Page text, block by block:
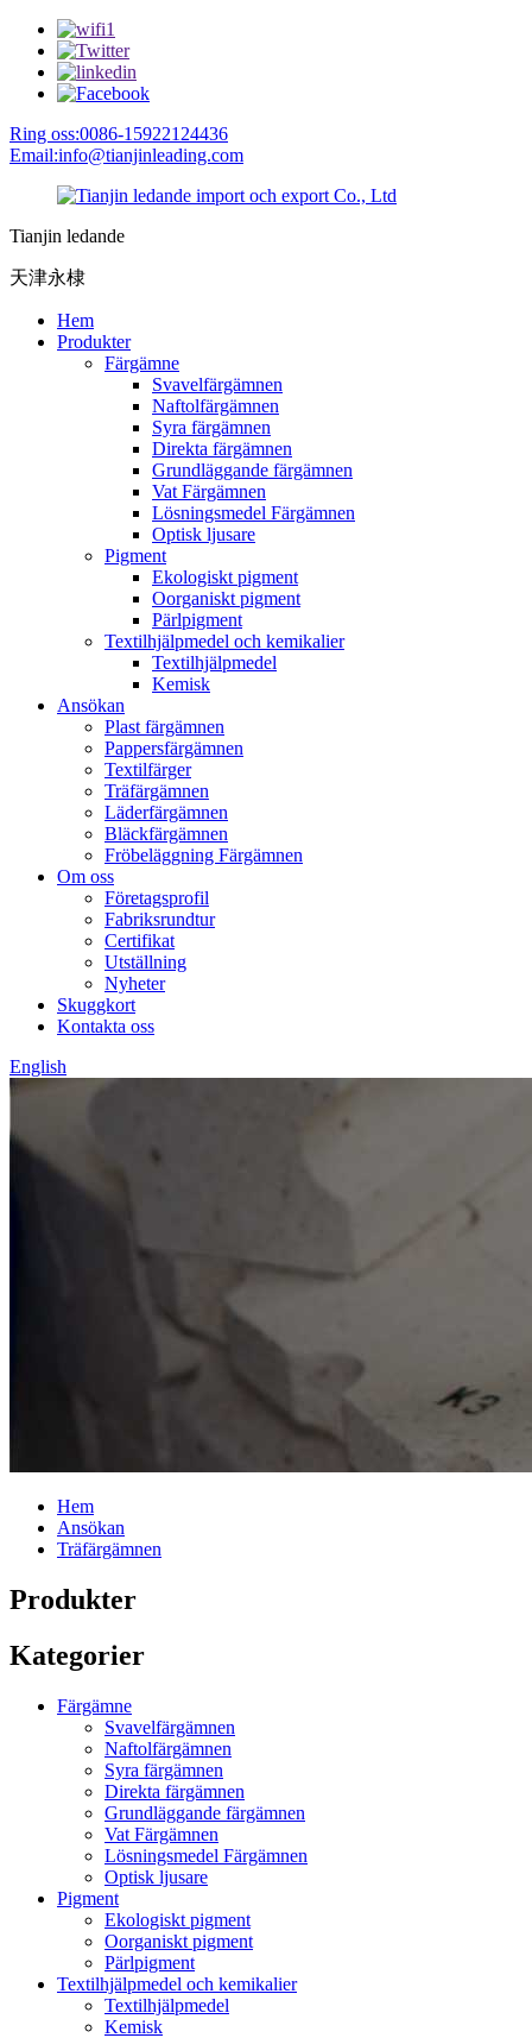
Ring oss:0086-15922124436
Email:info@tianjinleading.com
Tianjin ledande
天津永棣
Hem
Produkter
Färgämne
Svavelfärgämnen
Naftolfärgämnen
Syra färgämnen
Direkta färgämnen
Grundläggande färgämnen
Vat Färgämnen
Lösningsmedel Färgämnen
Optisk ljusare
Pigment
Ekologiskt pigment
Oorganiskt pigment
Pärlpigment
Textilhjälpmedel och kemikalier
Textilhjälpmedel
Kemisk
Ansökan
Plast färgämnen
Pappersfärgämnen
Textilfärger
Träfärgämnen
Läderfärgämnen
Bläckfärgämnen
Fröbeläggning Färgämnen
Om oss
Företagsprofil
Fabriksrundtur
Certifikat
Utställning
Nyheter
Skuggkort
Kontakta oss
English
Hem
Ansökan
Träfärgämnen
Produkter
Kategorier
Färgämne
Svavelfärgämnen
Naftolfärgämnen
Syra färgämnen
Direkta färgämnen
Grundläggande färgämnen
Vat Färgämnen
Lösningsmedel Färgämnen
Optisk ljusare
Pigment
Ekologiskt pigment
Oorganiskt pigment
Pärlpigment
Textilhjälpmedel och kemikalier
Textilhjälpmedel
Kemisk